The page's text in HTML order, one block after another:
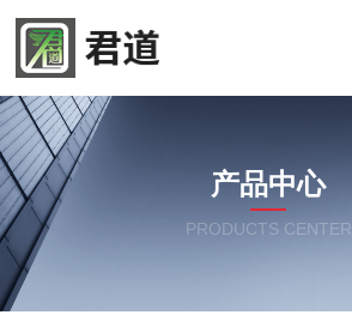
产品中心
PRODUCTS CENTER